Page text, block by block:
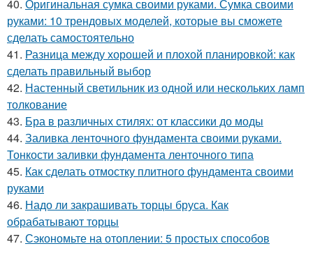
40. Оригинальная сумка своими руками. Сумка своими
руками: 10 трендовых моделей, которые вы сможете
сделать самостоятельно
41. Разница между хорошей и плохой планировкой: как
сделать правильный выбор
42. Настенный светильник из одной или нескольких ламп
толкование
43. Бра в различных стилях: от классики до моды
44. Заливка ленточного фундамента своими руками.
Тонкости заливки фундамента ленточного типа
45. Как сделать отмостку плитного фундамента своими
руками
46. Надо ли закрашивать торцы бруса. Как
обрабатывают торцы
47. Сэкономьте на отоплении: 5 простых способов